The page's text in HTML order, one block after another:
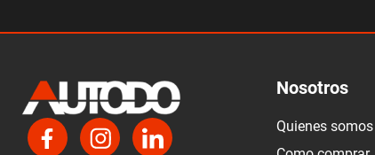
Nosotros
Quienes somos